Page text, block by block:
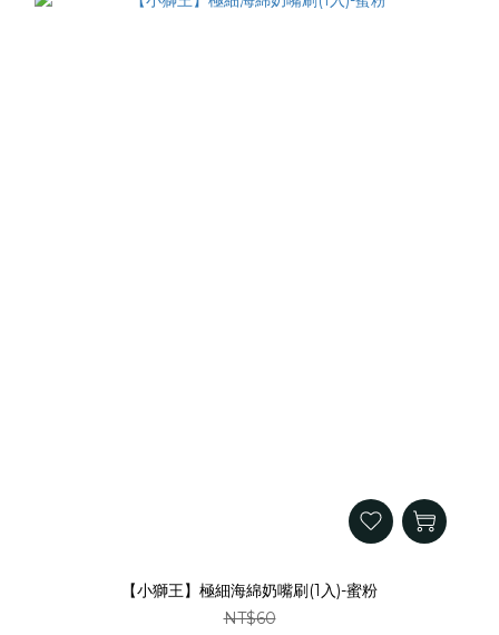
【小獅王】極細海綿奶嘴刷(1入)-蜜粉
NT$60